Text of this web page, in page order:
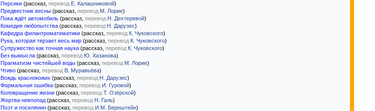
Персики (рассказ, перевод Е. Калашниковой)
Предвестник весны (рассказ, перевод М. Лорие)
Пока ждёт автомобиль (рассказ, перевод Н. Дехтеревой)
Комедия любопытства (рассказ, перевод Н. Дарузес)
Кафедра филантроматематики (рассказ, перевод К. Чуковского)
Рука, которая терзает весь мир (рассказ, перевод К. Чуковского)
Супружество как точная наука (рассказ, перевод К. Чуковского)
Без вымысла (рассказ, перевод Ю. Хазанова)
Прагматизм чистейшей воды (рассказ, перевод М. Лорие)
Чтиво (рассказ, перевод В. Муравьёва)
Вождь краснокожих (рассказ, перевод Н. Дарузес)
Формальная ошибка (рассказ, перевод И. Гуровой)
Коловращение жизни (рассказ, перевод Т. Озёрской)
Жертва невпопад (рассказ, перевод Н. Галь)
Поэт и поселянин (рассказ, перевод И.М. Бернштейн)